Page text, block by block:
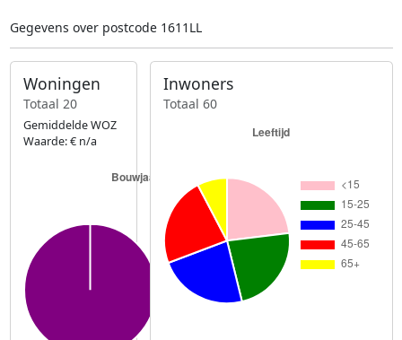
Gegevens over postcode 1611LL
Woningen
Totaal 20
Gemiddelde WOZ
Waarde: € n/a
Inwoners
Totaal 60